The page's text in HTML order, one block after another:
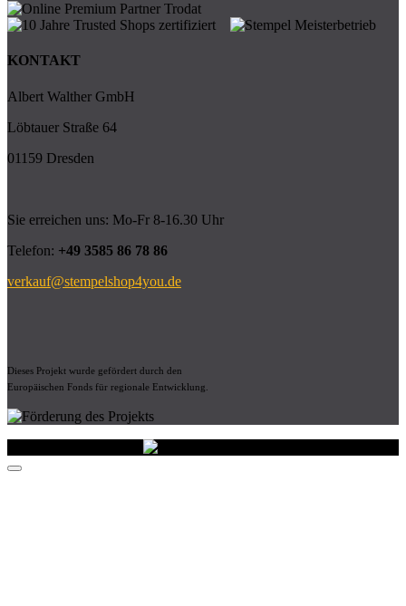
KONTAKT
Albert Walther GmbH
Löbtauer Straße 64
01159 Dresden
Sie erreichen uns: Mo-Fr 8-16.30 Uhr
Telefon: +49 3585 86 78 86
verkauf@stempelshop4you.de
Dieses Projekt wurde gefördert durch den
Europäischen Fonds für regionale Entwicklung.